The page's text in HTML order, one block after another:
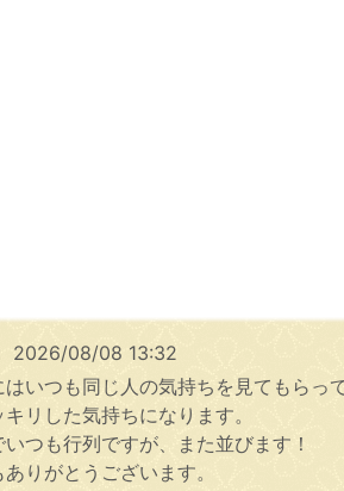
2026/08/08 13:32
はいつも同じ人の気持ちを見てもらっ
リした気持ちになります。
つも行列ですが、また並びます！
りがとうございます。